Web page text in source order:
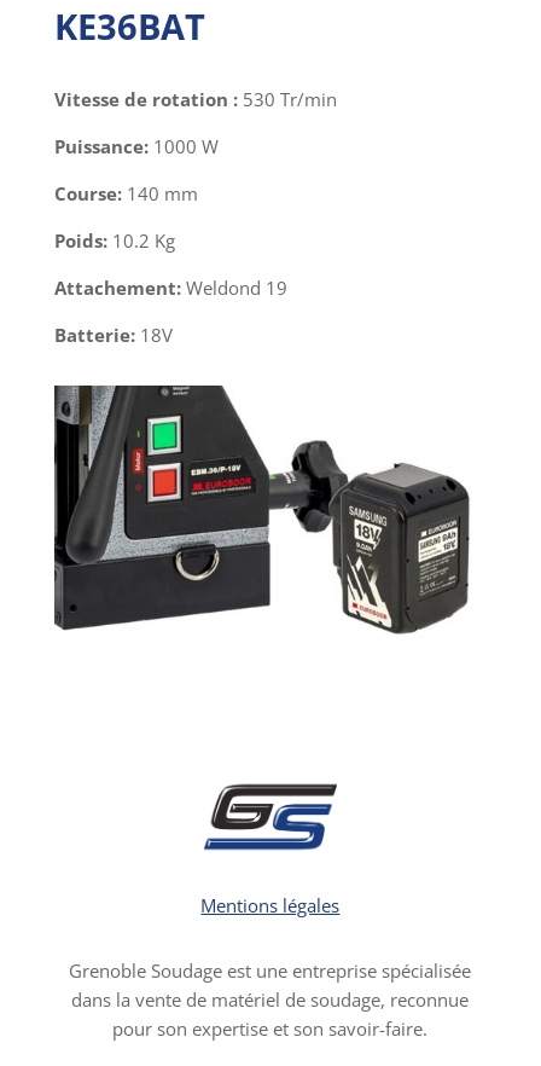
KE36BAT
Vitesse de rotation : 530 Tr/min
Puissance: 1000 W
Course: 140 mm
Poids: 10.2 Kg
Attachement: Weldond 19
Batterie:18V
Mentions légales
Grenoble Soudage est une entreprise spécialisée
dans la vente de matériel de soudage, reconnue
pour son expertise et son savoir-faire.